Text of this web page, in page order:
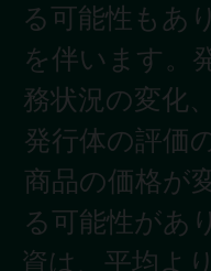
る可能性もあ
を伴います。
務状況の変化
発行体の評価
商品の価格が
る可能性があ
資は、平均よ